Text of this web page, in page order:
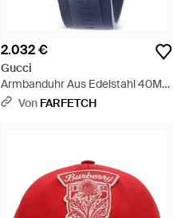
2.032 €
Gucci
Armbanduhr Aus Edelstahl 40Mm
- Blau
Von FARFETCH